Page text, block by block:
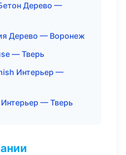
Дерево —
Дерево — Воронеж
— Тверь
Интерьер —
— Тверь